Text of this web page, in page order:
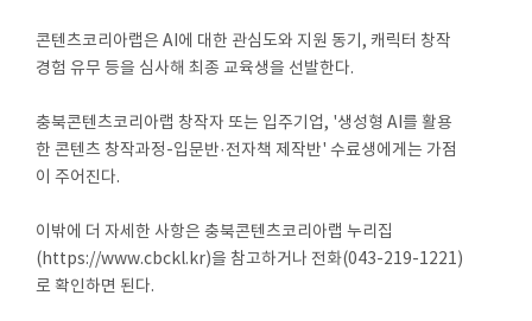
콘텐츠코리아랩은 AI에 대한 관심도와 지원 동기, 캐릭터 창작
경험 유무 등을 심사해 최종 교육생을 선발한다.
충북콘텐츠코리아랩 창작자 또는 입주기업, '생성형 AI를 활용
한 콘텐츠 창작과정-입문반·전자책 제작반' 수료생에게는 가점
이 주어진다.
이밖에 더 자세한 사항은 충북콘텐츠코리아랩 누리집
(https://www.cbckl.kr)을 참고하거나 전화(043-219-1221)
로 확인하면 된다.